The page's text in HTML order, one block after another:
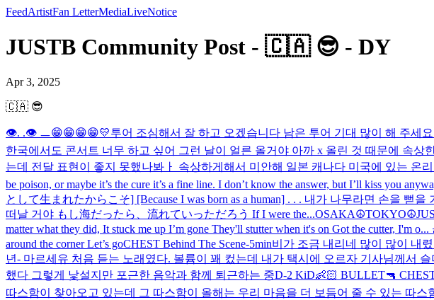
FeedArtistFan LetterMediaLiveNotice
JUSTB Community Post - 🇨🇦 😎 - DY
Apr 3, 2025
🇨🇦 😎
👁️. .👁️ ㅡ😁😁😁😁💛투어 조심해서 잘 하고 오겠습니다 남은 투어 기대 많이 해 주세
한국에서도 콘서트 너무 하고 싶어 그런 날이 얼른 올거야 아까 x 올린 것 때문에 속
는데 전달 표현이 좋지 못했나봐ㅏ 속상하게해서 미안해 일본 캐나다 미국에 있는 온
be poison, or maybe it’s the cure it’s a fine line. I don’t know the answer, but I’ll kiss you
として生まれたからこそ] [Because I was born as a human] . . . 내가 나무라면 손을 뻗
떠날 거야 もし海だったら、流れていっただろう If I were the...OSAKA☮️TOKYO☮️
matter what they did, It stuck me up I’m gone They'll stutter when it's on Got the cutter, I'm o...
around the corner Let’s goCHEST Behind The Scene-5min비가 조금 내리네 많이 많이 내
년- 마르세유 처음 듣는 노래였다. 볼륨이 꽤 컸는데 내가 택시에 오르자 기사님께서
했다 그렇게 낯설지만 포근한 음악과 함께 퇴근하는 중D-2 KiD👶🏻 BULLET🔫
따스함이 찾아오고 있는데 그 따스함이 올해는 우리 마음을 더 보듬어 줄 수 있는 따